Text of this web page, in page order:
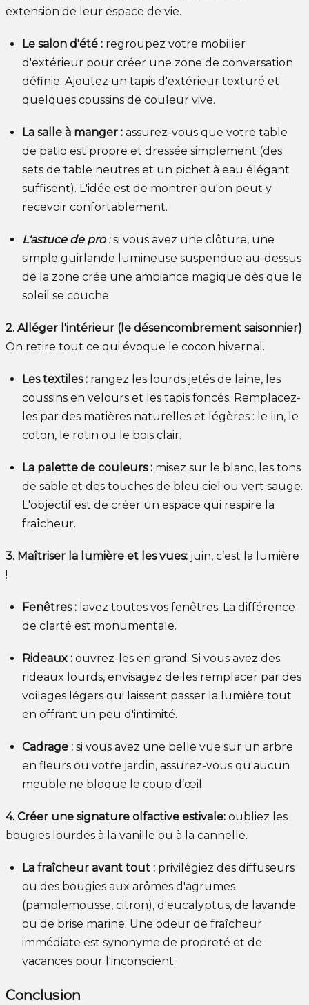
extension de leur espace de vie.
Le salon d'été : regroupez votre mobilier
d'extérieur pour créer une zone de conversation
définie. Ajoutez un tapis d'extérieur texturé et
quelques coussins de couleur vive.
La salle à manger : assurez-vous que votre table
de patio est propre et dressée simplement (des
sets de table neutres et un pichet à eau élégant
suffisent). L'idée est de montrer qu'on peut y
recevoir confortablement.
L'astuce de pro:si vous avez une clôture, une
simple guirlande lumineuse suspendue au-dessus
de la zone crée une ambiance magique dès que le
soleil se couche.
2. Alléger l'intérieur (le désencombrement saisonnier)
On retire tout ce qui évoque le cocon hivernal.
Les textiles : rangez les lourds jetés de laine, les
coussins en velours et les tapis foncés. Remplacez-
les par des matières naturelles et légères : le lin, le
coton, le rotin ou le bois clair.
La palette de couleurs : misez sur le blanc, les tons
de sable et des touches de bleu ciel ou vert sauge.
L'objectif est de créer un espace qui respire la
fraîcheur.
3. Maîtriser la lumière et les vues: juin, c’est la lumière
!
Fenêtres : lavez toutes vos fenêtres. La différence
de clarté est monumentale.
Rideaux : ouvrez-les en grand. Si vous avez des
rideaux lourds, envisagez de les remplacer par des
voilages légers qui laissent passer la lumière tout
en offrant un peu d'intimité.
Cadrage : si vous avez une belle vue sur un arbre
en fleurs ou votre jardin, assurez-vous qu'aucun
meuble ne bloque le coup d’œil.
4. Créer une signature olfactive estivale: oubliez les
bougies lourdes à la vanille ou à la cannelle.
La fraîcheur avant tout : privilégiez des diffuseurs
ou des bougies aux arômes d'agrumes
(pamplemousse, citron), d'eucalyptus, de lavande
ou de brise marine. Une odeur de fraîcheur
immédiate est synonyme de propreté et de
vacances pour l'inconscient.
Conclusion